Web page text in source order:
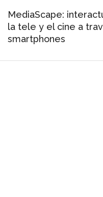
MediaScape:
la tele y el cine a
smartphones